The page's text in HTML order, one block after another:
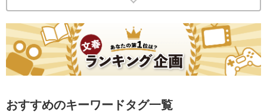
おすすめのキーワードタグ一覧